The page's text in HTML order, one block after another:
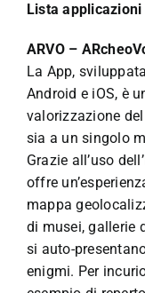
Lista applicazioni
ARVO –
La App,
Android e iOS, è
valorizzazione
sia a un singolo
Grazie all’uso
offre
mappa
di musei, gallerie
si auto-
enigmi. Per